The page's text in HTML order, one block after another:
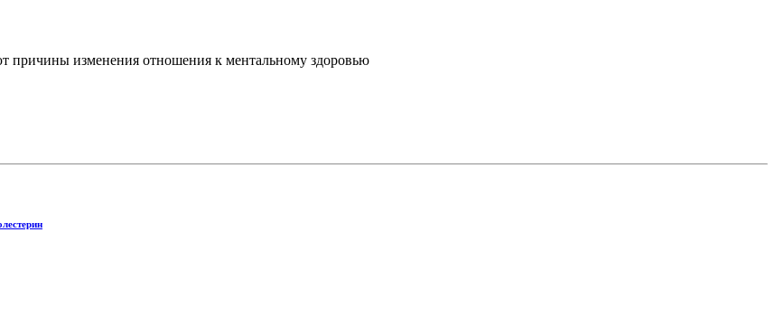
причины изменения отношения к ментальному здоровью